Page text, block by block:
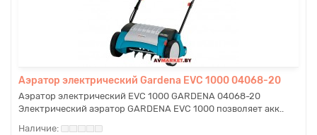
Аэратор электрический Gardena EVC 1000 04068-20
Аэратор электрический EVC 1000 GARDENA 04068-20
Электрический аэратор GARDENA EVC 1000 позволяет акк..